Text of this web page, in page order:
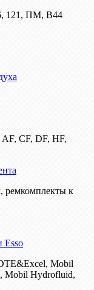
121, ПМ, В44
CF, DF, HF,
ремкомплекты к
Esso
Mobil
Hydrofluid,